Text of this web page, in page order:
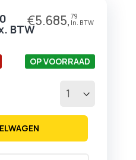
€5.685, 79
OP VOORRAAD